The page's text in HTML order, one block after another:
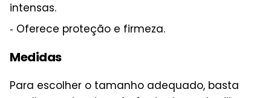
intensas.
‑ Oferece proteção e firmeza.
Medidas
Para escolher o tamanho adequado, basta